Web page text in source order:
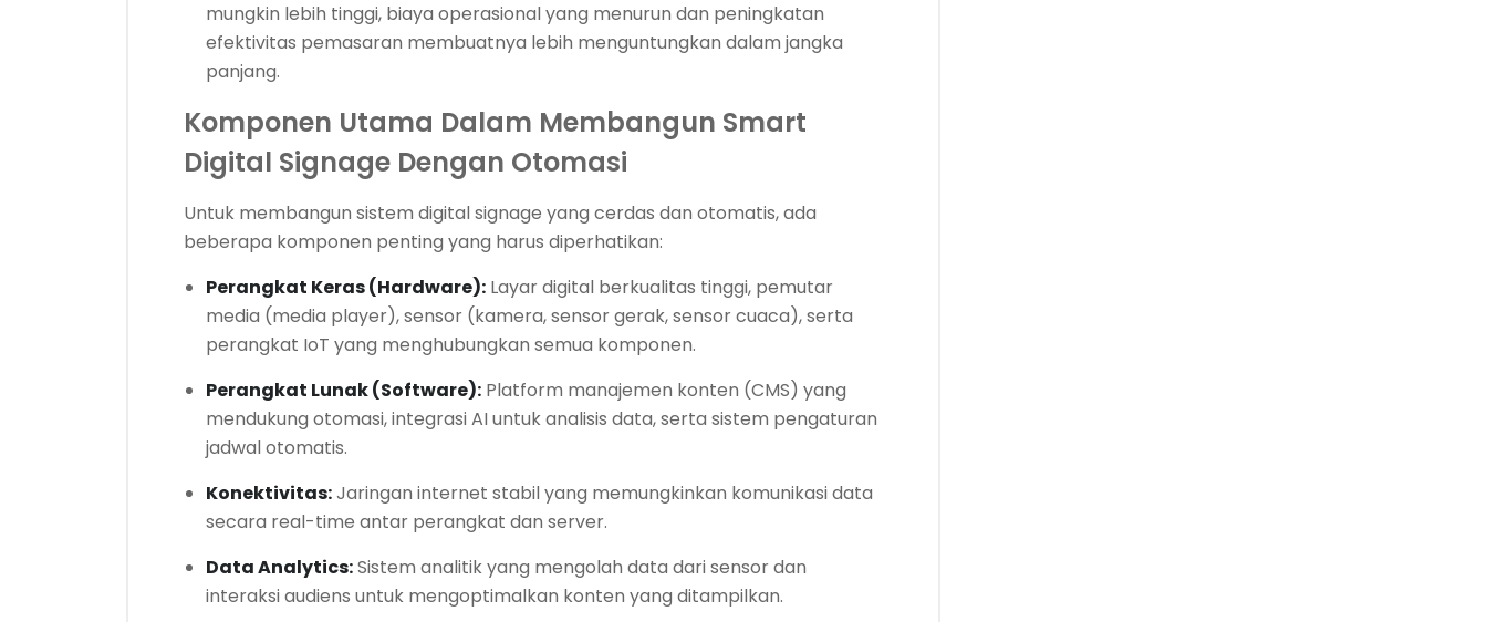
mungkin lebih tinggi, biaya operasional yang menurun dan peningkatan
efektivitas pemasaran membuatnya lebih menguntungkan dalam jangka
panjang.
Komponen Utama Dalam Membangun Smart
Digital Signage Dengan Otomasi
Untuk membangun sistem digital signage yang cerdas dan otomatis, ada
beberapa komponen penting yang harus diperhatikan:
Perangkat Keras (Hardware): Layar digital berkualitas tinggi, pemutar
media (media player), sensor (kamera, sensor gerak, sensor cuaca), serta
perangkat IoT yang menghubungkan semua komponen.
Perangkat Lunak (Software): Platform manajemen konten (CMS) yang
mendukung otomasi, integrasi AI untuk analisis data, serta sistem pengaturan
jadwal otomatis.
Konektivitas:Jaringan internet stabil yang memungkinkan komunikasi data
secara real-time antar perangkat dan server.
Data Analytics:Sistem analitik yang mengolah data dari sensor dan
interaksi audiens untuk mengoptimalkan konten yang ditampilkan.